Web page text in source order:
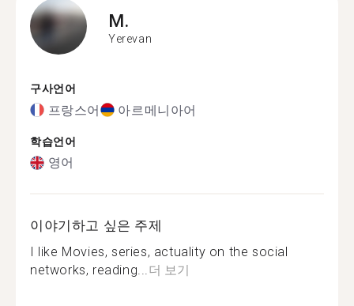
M.
Yerevan
구사언어
프랑스어 아르메니아어
학습언어
영어
이야기하고 싶은 주제
I like Movies, series, actuality on the social
networks, reading...더 보기